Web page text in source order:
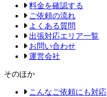
料金を確認する
ご依頼の流れ
よくある質問
出張対応エリア一覧
お問い合わせ
運営会社
そのほか
こんなご依頼にも対応